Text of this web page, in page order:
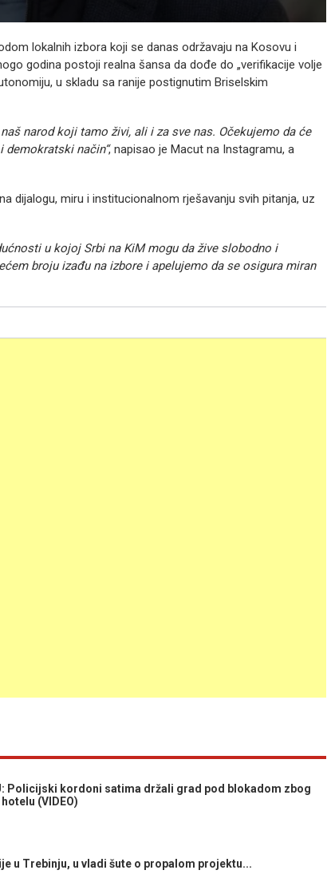
lokalnih izbora koji se danas održavaju na Kosovu i
godina postoji realna šansa da dođe do „verifikacije volje
u skladu sa ranije postignutim Briselskim
narod koji tamo živi, ali i za sve nas. Očekujemo da će
demokratski način“, napisao je Macut na Instagramu, a
dijalogu, miru i institucionalnom rješavanju svih pitanja, uz
u kojoj Srbi na KiM mogu da žive slobodno i
broju izađu na izbore i apelujemo da se osigura miran
Policijski kordoni satima držali grad pod blokadom zbog
(VIDEO)
u Trebinju, u vladi šute o propalom projektu...